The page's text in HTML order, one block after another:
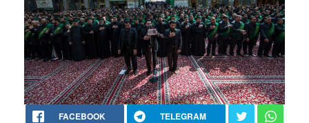
FACEBOOK TELEGRAM